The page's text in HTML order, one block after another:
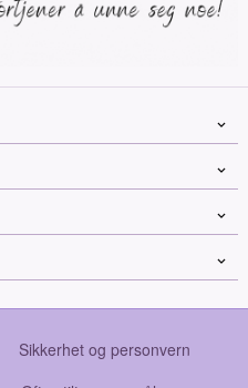
Sikkerhet og personvern